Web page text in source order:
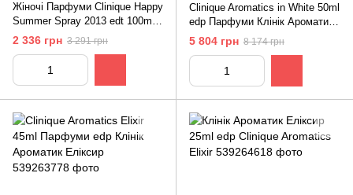
Жіночі Парфуми Clinique Happy
Summer Spray 2013 edt 100ml
Клінік Хеппі Саммер Спрей
2 336 грн 3 291 грн
Clinique Aromatics in White 50ml
edр Парфуми Клінік Ароматик
ін Вайт
5 804 грн 8 174 грн